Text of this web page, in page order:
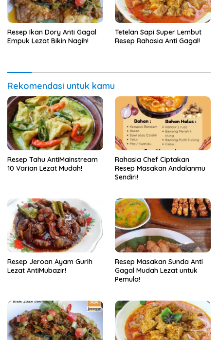
Resep Ikan Dory Anti Gagal
Empuk Lezat Bikin Nagih!
Tetelan Sapi Super Lembut
Resep Rahasia Anti Gagal!
Rekomendasi untuk kamu
Resep Tahu AntiMainstream
10 Varian Lezat Mudah!
Rahasia Chef Ciptakan
Resep Masakan Andalanmu
Sendiri!
Resep Jeroan Ayam Gurih
Lezat AntiMubazir!
Resep Masakan Sunda Anti
Gagal Mudah Lezat untuk
Pemula!